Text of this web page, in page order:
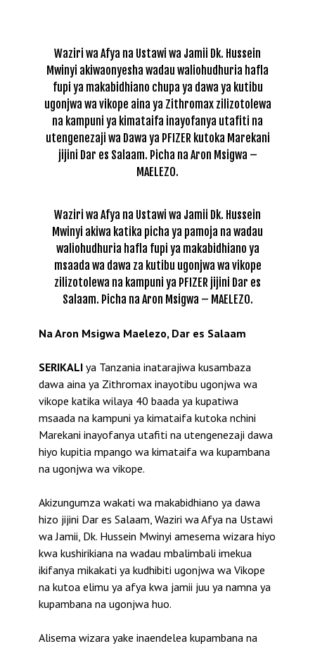
Waziri wa Afya na Ustawi wa Jamii Dk. Hussein
Mwinyi akiwaonyesha wadau waliohudhuria hafla
fupi ya makabidhiano chupa ya dawa ya kutibu
ugonjwa wa vikope aina ya Zithromax zilizotolewa
na kampuni ya kimataifa inayofanya utafiti na
utengenezaji wa Dawa ya PFIZER kutoka Marekani
jijini Dar es Salaam. Picha na Aron Msigwa –
MAELEZO.
Waziri wa Afya na Ustawi wa Jamii Dk. Hussein
Mwinyi akiwa katika picha ya pamoja na wadau
waliohudhuria hafla fupi ya makabidhiano ya
msaada wa dawa za kutibu ugonjwa wa vikope
zilizotolewa na kampuni ya PFIZER jijini Dar es
Salaam. Picha na Aron Msigwa – MAELEZO.
Na Aron Msigwa Maelezo, Dar es Salaam
SERIKALI ya Tanzania inatarajiwa kusambaza
dawa aina ya Zithromax inayotibu ugonjwa wa
vikope katika wilaya 40 baada ya kupatiwa
msaada na kampuni ya kimataifa kutoka nchini
Marekani inayofanya utafiti na utengenezaji dawa
hiyo kupitia mpango wa kimataifa wa kupambana
na ugonjwa wa vikope.
Akizungumza wakati wa makabidhiano ya dawa
hizo jijini Dar es Salaam, Waziri wa Afya na Ustawi
wa Jamii, Dk. Hussein Mwinyi amesema wizara hiyo
kwa kushirikiana na wadau mbalimbali imekua
ikifanya mikakati ya kudhibiti ugonjwa wa Vikope
na kutoa elimu ya afya kwa jamii juu ya namna ya
kupambana na ugonjwa huo.
Alisema wizara yake inaendelea kupambana na